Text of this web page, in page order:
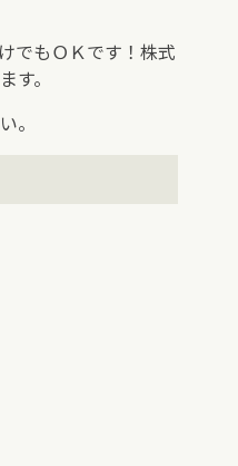
でもＯＫです！株式
す。
。